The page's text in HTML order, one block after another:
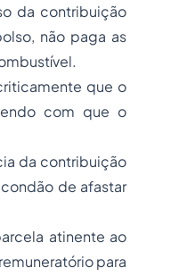
da contribuição
não paga as
que o
com que o
da contribuição
de afastar
atinente ao
para